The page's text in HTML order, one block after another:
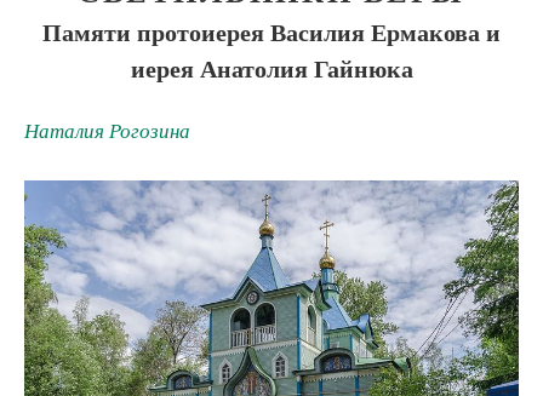
Памяти протоиерея Василия Ермакова и
иерея Анатолия Гайнюка
Наталия Рогозина